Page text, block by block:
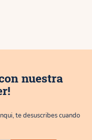
nuestra
te desuscribes cuando